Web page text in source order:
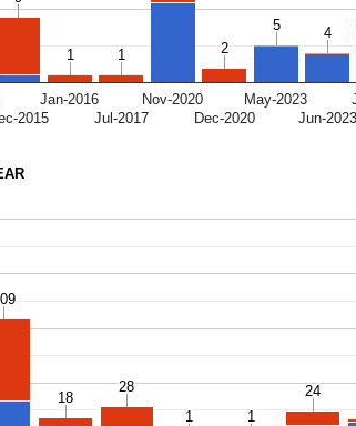
2015
Jan-2016
Jul-2017
Nov-2020
Dec-2020
May-2023
Jun-2023
1
1 1
1 2
2
5
5 4
4
18
18
28
28
11 11
24
24